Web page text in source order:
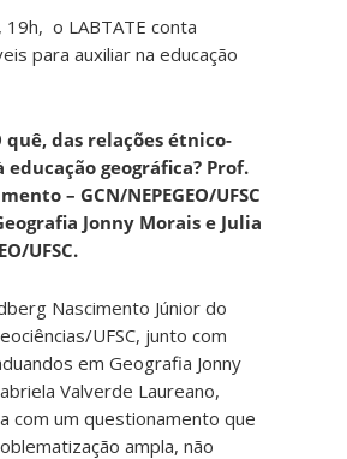
o LABTATE conta
para auxiliar na educação
quê, das relações étnico-
geográfica? Prof.
– GCN/NEPEGEO/UFSC
Jonny Morais e Julia
UFSC.
Nascimento Júnior do
UFSC, junto com
em Geografia Jonny
Valverde Laureano,
com um questionamento que
ampla, não